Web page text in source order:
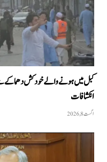
کبل میں ہونے والے خودکش دھماکے
انکشافات
اگست 8, 2026